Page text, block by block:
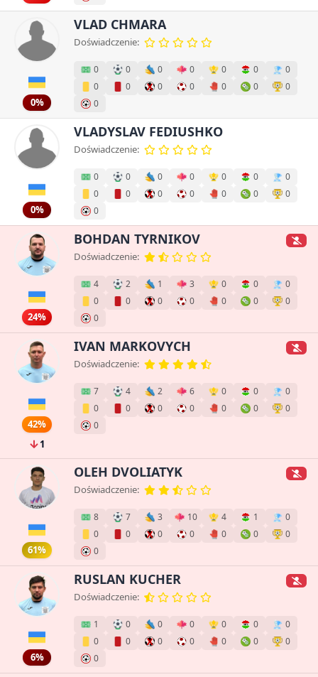
0%
VLAD CHMARA
Doświadczenie:
0 0 0 0 0 0
0
0
0 0 0 0 0
0
0
0%
VLADYSLAV FEDIUSHKO
Doświadczenie:
0 0 0 0 0 0
0
0
0 0 0 0 0
0
0
24%
BOHDAN TYRNIKOV
Doświadczenie:
4 2 1 3 0 0
0
0
0 0 0 0 0
0
0
42%
1
IVAN MARKOVYCH
Doświadczenie:
7 4 2 6 0 0
0
0
0 0 0 0 0
0
0
61%
OLEH DVOLIATYK
Doświadczenie:
8 7 3 10 4 1
0
0
0 0 0 0 0
0
0
6%
RUSLAN KUCHER
Doświadczenie:
1 0 0 0 0 0
0
0
0 0 0 0 0
0
0